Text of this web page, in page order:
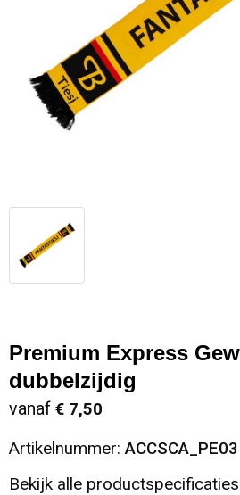
Premium Express
dubbelzijdig
vanaf € 7,50
Artikelnummer:ACCSCA_PE03
Bekijk alle productspecificaties